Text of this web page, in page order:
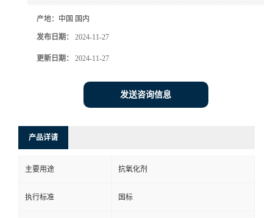
产地： 中国 国内
发布日期： 2024-11-27
更新日期： 2024-11-27
发送咨询信息
产品详请
主要用途 抗氧化剂
执行标准 国标